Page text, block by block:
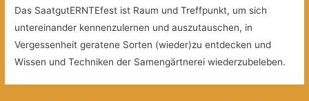
Das SaatgutERNTEfest ist Raum und Treffpunkt, um sich
untereinander kennenzulernen und auszutauschen, in
Vergessenheit geratene Sorten (wieder)zu entdecken und
Wissen und Techniken der Samengärtnerei wiederzubeleben.